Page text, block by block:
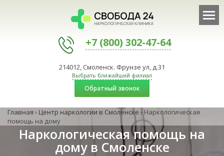
+7 (800) 302-47-64
214012, Смоленск. Фрунзе ул, д.31
Выбрать ближайший филиал
Обратный звонок
Главная › Центр наркологии в Смоленске › Наркологическая
помощь на дому
Наркологическая помощь на
дому в Смоленске